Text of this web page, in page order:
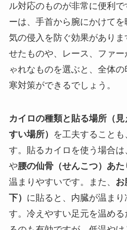
ル対応のものが非常に便利
ーは、手首から腕にかけて
気の侵入を防ぐ効果があり
せたものや、レース、ファ
ゃれなものを選ぶと、全体
寒対策ができるでしょう。
カイロの種類と貼る場所（
すい場所）
を工夫すること
す。貼るカイロを使う場合は
や腰の仙骨（せんこつ）あた
温まりやすいです。また、 お
下） に貼ると、内臓が温まり
す。冷えやすい足元を温める